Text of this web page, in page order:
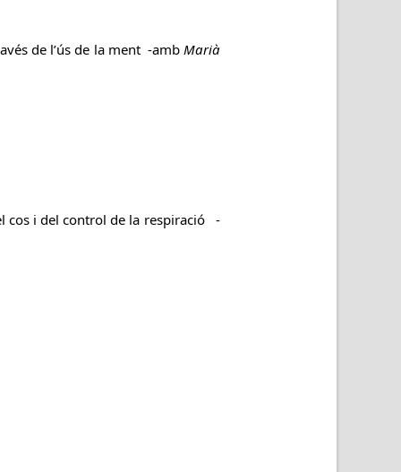
de l’ús de la ment -ambMarià
cos i del control de la respiració -